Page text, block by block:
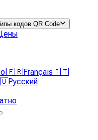
кодов QR Code
🇫🇷Français🇮🇹
Русский